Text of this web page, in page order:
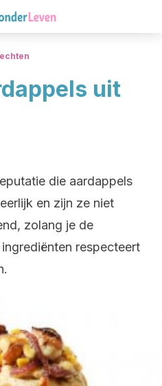
uit
die aardappels
en zijn ze niet
zolang je de
respecteert